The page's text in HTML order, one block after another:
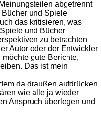
abgetrennt
Bücher und Spiele
das kritisieren, was
und Bücher
zu betrachten
Autor oder der Entwickler
gute Berichte,
Das ist mein
da draußen aufdrücken,
wie alle ja wieder
Anspruch überlegen und